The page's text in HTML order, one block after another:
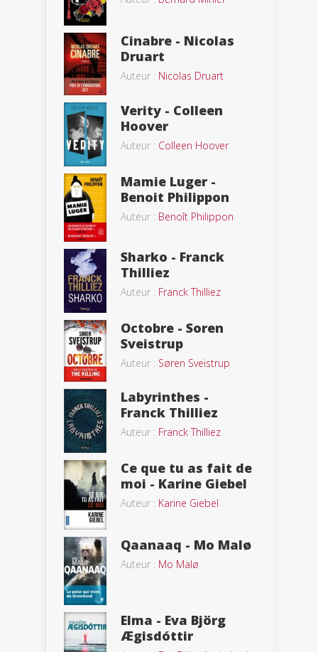
Cinabre - Nicolas
Druart
Auteur : Nicolas Druart
Verity - Colleen
Hoover
Auteur : Colleen Hoover
Mamie Luger -
Benoit Philippon
Auteur : Benoît Philippon
Sharko - Franck
Thilliez
Auteur : Franck Thilliez
Octobre - Soren
Sveistrup
Auteur : Søren Sveistrup
Labyrinthes -
Franck Thilliez
Auteur : Franck Thilliez
Ce que tu as fait de
moi - Karine Giebel
Auteur : Karine Giebel
Qaanaaq - Mo Malø
Auteur : Mo Malø
Elma - Eva Björg
Ægisdóttir